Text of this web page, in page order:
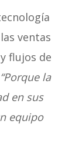
ventas
flujos de
“Porque la
en sus
equipo